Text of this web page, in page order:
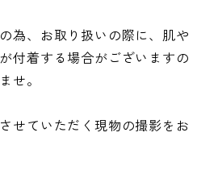
為、お取り扱いの際に、肌や
付着する場合がございますの
せ。
せていただく現物の撮影をお